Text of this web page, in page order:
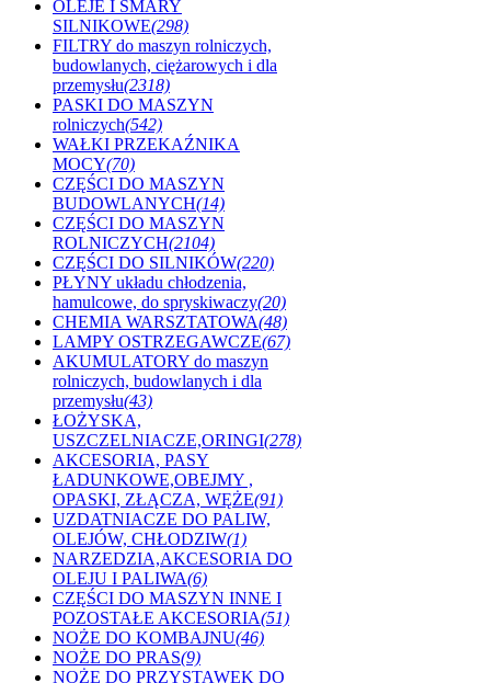
OLEJE I SMARY
SILNIKOWE(298)
FILTRY do maszyn rolniczych,
budowlanych, ciężarowych i dla
przemysłu(2318)
PASKI DO MASZYN
rolniczych(542)
WAŁKI PRZEKAŹNIKA
MOCY(70)
CZĘŚCI DO MASZYN
BUDOWLANYCH(14)
CZĘŚCI DO MASZYN
ROLNICZYCH(2104)
CZĘŚCI DO SILNIKÓW(220)
PŁYNY układu chłodzenia,
hamulcowe, do spryskiwaczy(20)
CHEMIA WARSZTATOWA(48)
LAMPY OSTRZEGAWCZE(67)
AKUMULATORY do maszyn
rolniczych, budowlanych i dla
przemysłu(43)
ŁOŻYSKA,
USZCZELNIACZE,ORINGI(278)
AKCESORIA, PASY
ŁADUNKOWE,OBEJMY ,
OPASKI, ZŁĄCZA, WĘŻE(91)
UZDATNIACZE DO PALIW,
OLEJÓW, CHŁODZIW(1)
NARZEDZIA,AKCESORIA DO
OLEJU I PALIWA(6)
CZĘŚCI DO MASZYN INNE I
POZOSTAŁE AKCESORIA(51)
NOŻE DO KOMBAJNU(46)
NOŻE DO PRAS(9)
NOŻE DO PRZYSTAWEK DO